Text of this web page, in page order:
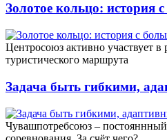
Золотое кольцо: история
Центросоюз активно участвует в
туристического маршрута
Задача быть гибкими,
Чувашпотребсоюз – постояннный